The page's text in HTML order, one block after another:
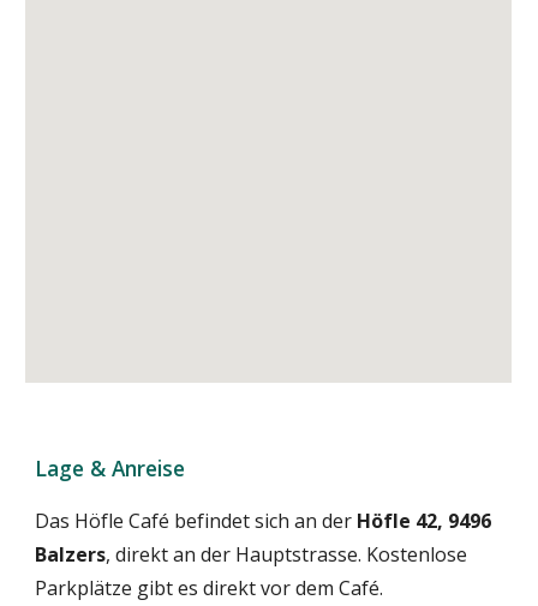
Lage & Anreise
Das Höfle Café befindet sich an der Höfle 42, 9496
Balzers, direkt an der Hauptstrasse. Kostenlose
Parkplätze gibt es direkt vor dem Café.